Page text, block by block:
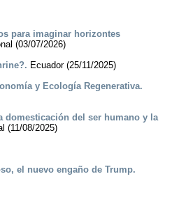
para imaginar horizontes
(03/07/2026)
Ecuador (25/11/2025)
y Ecología Regenerativa.
domesticación del ser humano y la
(11/08/2025)
el nuevo engaño de Trump.